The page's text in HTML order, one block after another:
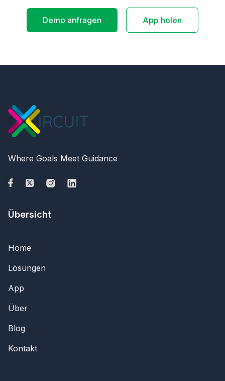
Demo anfragen App holen
Where Goals Meet Guidance
Übersicht
Home
Lösungen
App
Über
Blog
Kontakt